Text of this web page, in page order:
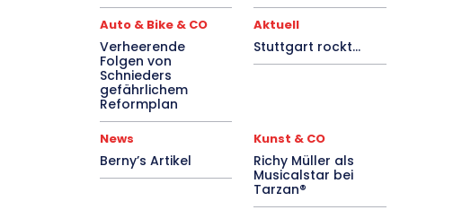
Auto & Bike & CO
Verheerende
Folgen von
Schnieders
gefährlichem
Reformplan
Aktuell
Stuttgart rockt…
News
Berny’s Artikel
Kunst & CO
Richy Müller als
Musicalstar bei
Tarzan®